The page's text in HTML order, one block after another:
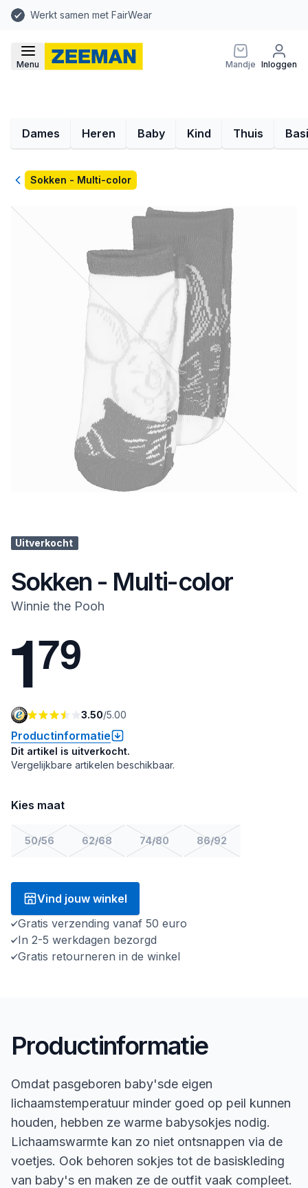
Werkt samen met FairWear
Menu Mandje Inloggen
Dames Heren Baby Kind Thuis
TerugSokken - Multi-color
Uitverkocht
Sokken - Multi-color
Winnie the Pooh
179
3.50/5.00
Productinformatie
Dit artikel is uitverkocht.
Vergelijkbare artikelen beschikbaar.
Kies maat
50/56 62/68 74/80 86/92
Vind jouw winkel
Gratis verzending vanaf 50 euro
In 2-5 werkdagen bezorgd
Gratis retourneren in de winkel
Productinformatie
Omdat pasgeboren baby'sde eigen
lichaamstemperatuur minder goed op peil kunnen
houden, hebben ze warme babysokjes nodig.
Lichaamswarmte kan zo niet ontsnappen via de
voetjes. Ook behoren sokjes tot de basiskleding
van baby's en maken ze de outfit vaak compleet.